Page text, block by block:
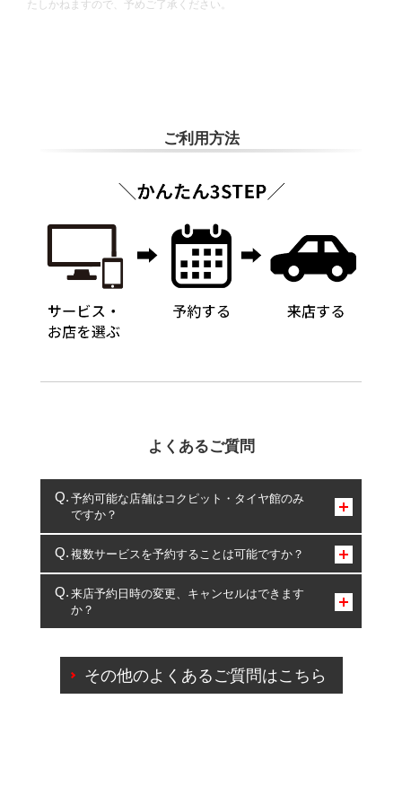
たしかねますので、予めご了承ください。
ご利用方法
よくあるご質問
予約可能な店舗はコクピット・タイヤ館のみ
ですか？
コクピット・タイヤ館のみとなります。
複数サービスを予約することは可能ですか？
複数サービスのご予約は可能です。
一部の商品・サービスの組み合わせに限り、同時にご予約が
出来ないものもございます。
来店予約日時の変更、キャンセルはできます
か？
ご来店予約日の3営業日前を過ぎている場合のご予約
の日時変更につきましては、直接ご予約の店舗まで
その他のよくあるご質問はこちら